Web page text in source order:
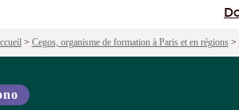
> Cegos, organisme de formation à Paris et en régions>